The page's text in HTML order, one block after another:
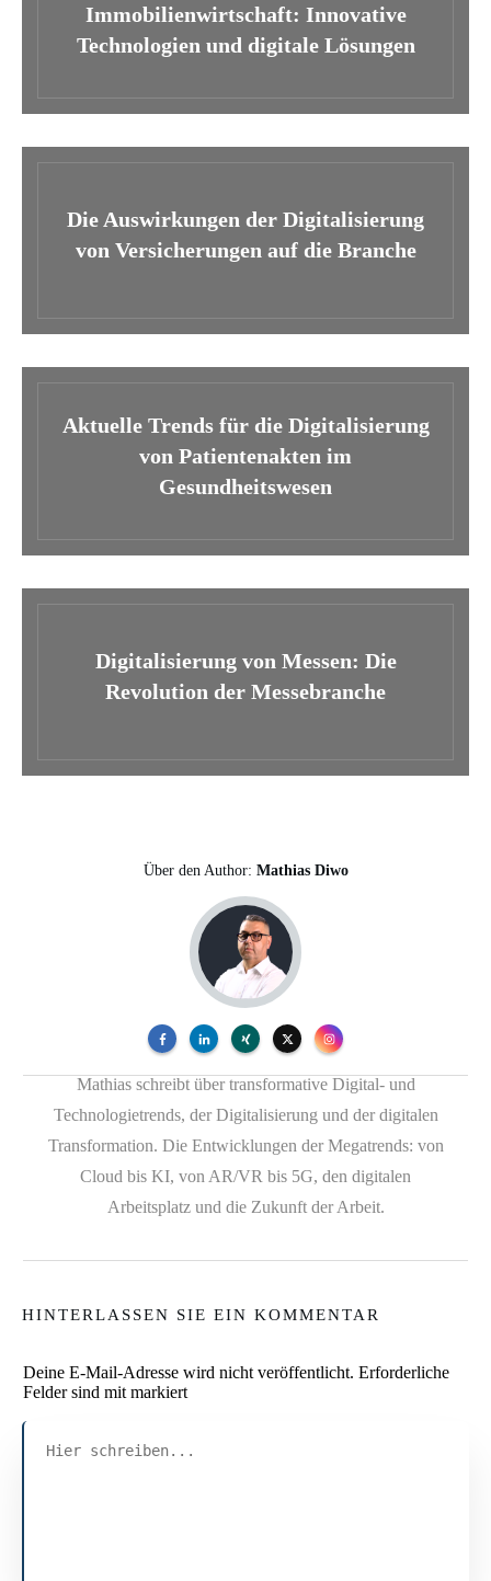
Immobilienwirtschaft: Innovative
Technologien und digitale Lösungen
Die Auswirkungen der Digitalisierung
von Versicherungen auf die Branche
Aktuelle Trends für die Digitalisierung
von Patientenakten im
Gesundheitswesen
Digitalisierung von Messen: Die
Revolution der Messebranche
Über den Author: Mathias Diwo
Mathias schreibt über transformative Digital- und
Technologietrends, der Digitalisierung und der digitalen
Transformation. Die Entwicklungen der Megatrends: von
Cloud bis KI, von AR/VR bis 5G, den digitalen
Arbeitsplatz und die Zukunft der Arbeit.
HINTERLASSEN SIE EIN KOMMENTAR
Deine E-Mail-Adresse wird nicht veröffentlicht. Erforderliche
Felder sind mit markiert